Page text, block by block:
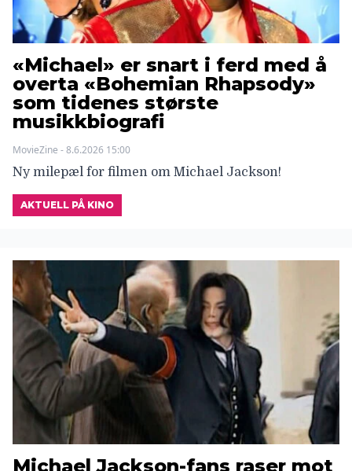
«Michael» er snart i ferd med å
overta «Bohemian Rhapsody»
som tidenes største
musikkbiografi
MovieZine - 8.6.2026 15:00
Ny milepæl for filmen om Michael Jackson!
AKTUELL PÅ KINO
Michael Jackson-fans raser mot